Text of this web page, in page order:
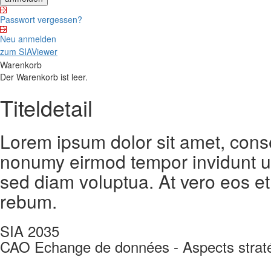
Passwort vergessen?
Neu anmelden
zum SIAViewer
Warenkorb
Der Warenkorb ist leer.
Titeldetail
Lorem ipsum dolor sit amet,
nonumy eirmod tempor invidunt
sed diam voluptua. At vero eos
rebum.
SIA 2035
CAO Echange de données - Aspects